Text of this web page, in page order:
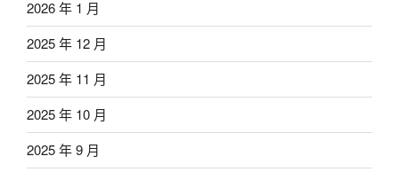
2026 年 1 月
2025 年 12 月
2025 年 11 月
2025 年 10 月
2025 年 9 月